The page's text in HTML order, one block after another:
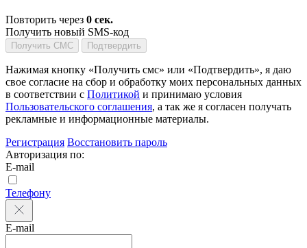
Повторить через 0 сек.
Получить новый SMS-код
Получить СМС Подтвердить
Нажимая кнопку «Получить смс» или «Подтвердить», я даю
свое согласие на сбор и обработку моих персональных данных
в соответствии с Политикой и принимаю условия
Пользовательского соглашения, а так же я согласен получать
рекламные и информационные материалы.
Регистрация Восстановить пароль
Авторизация по:
E-mail
Телефону
E-mail